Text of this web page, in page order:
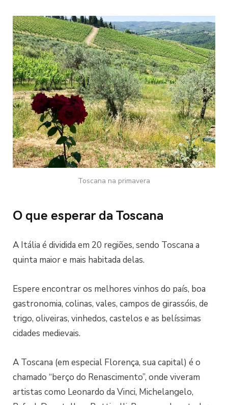
Toscana na primavera
O que esperar da Toscana
A Itália é dividida em 20 regiões, sendo Toscana a
quinta maior e mais habitada delas.
Espere encontrar os melhores vinhos do país, boa
gastronomia, colinas, vales, campos de girassóis, de
trigo, oliveiras, vinhedos, castelos e as belíssimas
cidades medievais.
A Toscana (em especial Florença, sua capital) é o
chamado “berço do Renascimento”, onde viveram
artistas como Leonardo da Vinci, Michelangelo,